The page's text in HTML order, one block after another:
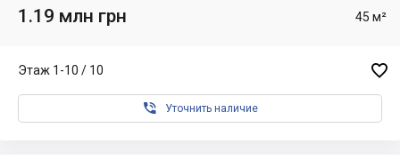
1.19 млн грн 45 м²
Этаж 1-10 / 10 
 Уточнить наличие